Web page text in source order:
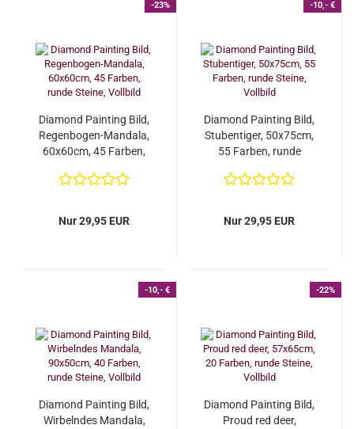
-23%
Diamond Painting Bild,
Regenbogen-Mandala,
60x60cm, 45 Farben,
Nur 29,95 EUR
-10,- €
Diamond Painting Bild,
Stubentiger, 50x75cm,
55 Farben, runde
Nur 29,95 EUR
-10,- €
Diamond Painting Bild,
Wirbelndes Mandala,
-22%
Diamond Painting Bild,
Proud red deer,